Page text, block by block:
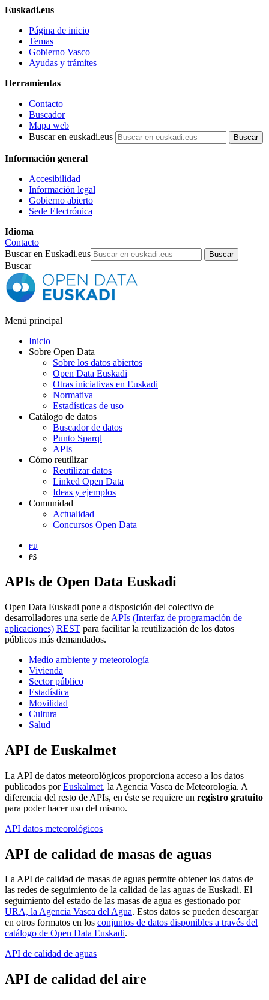
Euskadi.eus
Página de inicio
Temas
Gobierno Vasco
Ayudas y trámites
Herramientas
Contacto
Buscador
Mapa web
Buscar en euskadi.eus
Información general
Accesibilidad
Información legal
Gobierno abierto
Sede Electrónica
Idioma
Contacto
Buscar en Euskadi.eus
Buscar
Menú principal
Inicio
Sobre Open Data
Sobre los datos abiertos
Open Data Euskadi
Otras iniciativas en Euskadi
Normativa
Estadísticas de uso
Catálogo de datos
Buscador de datos
Punto Sparql
APIs
Cómo reutilizar
Reutilizar datos
Linked Open Data
Ideas y ejemplos
Comunidad
Actualidad
Concursos Open Data
eu
es
APIs de Open Data Euskadi
Open Data Euskadi pone a disposición del colectivo de
desarrolladores una serie de APIs (Interfaz de programación de
aplicaciones) REST para facilitar la reutilización de los datos
públicos más demandados.
Medio ambiente y meteorología
Vivienda
Sector público
Estadística
Movilidad
Cultura
Salud
API de Euskalmet
La API de datos meteorológicos proporciona acceso a los datos
publicados porEuskalmet, la Agencia Vasca de Meteorología. A
diferencia del resto de APIs, en éste se requiere un registro gratuito
para poder hacer uso del mismo.
API datos meteorológicos
API de calidad de masas de aguas
La API de calidad de masas de aguas permite obtener los datos de
las redes de seguimiento de la calidad de las aguas de Euskadi. El
seguimiento del estado de las masas de agua es gestionado por
URA, la Agencia Vasca del Agua. Estos datos se pueden descargar
en otros formatos en los conjuntos de datos disponibles a través del
catálogo de Open Data Euskadi.
API de calidad de aguas
API de calidad del aire